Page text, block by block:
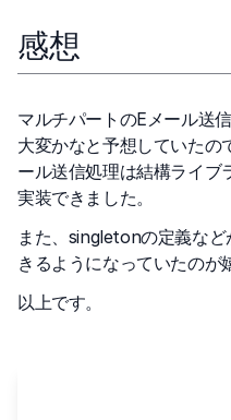
感想
マルチパートのEメール送
大変かなと予想していた
ール送信処理は結構ライブ
実装できました。
また、singletonの定義など
きるようになっていたのが
以上です。